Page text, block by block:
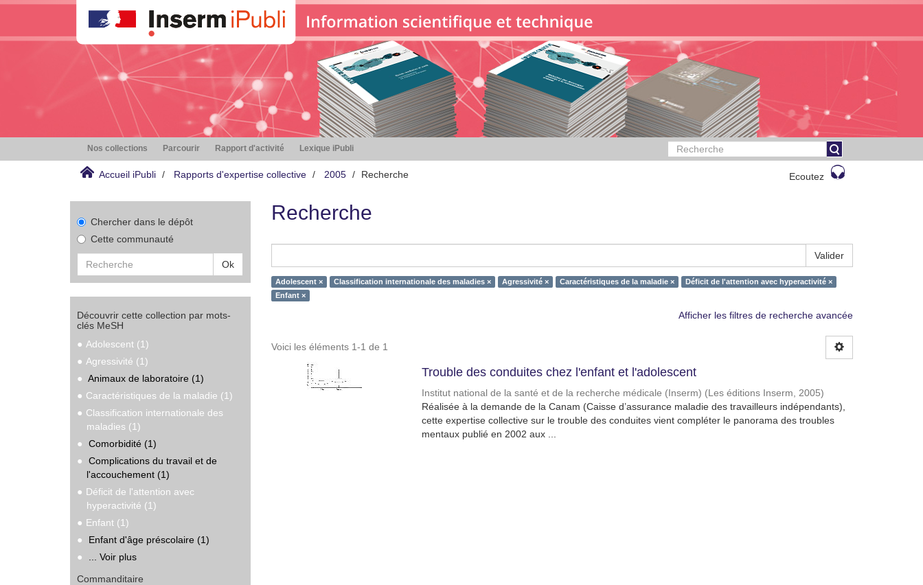
Nos collections Parcourir Rapport d'activité Lexique iPubli
Accueil iPubli Rapports d'expertise collective 2005 Recherche Ecoutez
Chercher dans le dépôt
Cette communauté
Ok
Découvrir cette collection par mots-
clés MeSH
Adolescent (1)
Agressivité (1)
Animaux de laboratoire (1)
Caractéristiques de la maladie (1)
Classification internationale des
maladies (1)
Comorbidité (1)
Complications du travail et de
l'accouchement (1)
Déficit de l'attention avec
hyperactivité (1)
Enfant (1)
Enfant d'âge préscolaire (1)
... Voir plus
Commanditaire
Recherche
Valider
Adolescent × Classification internationale des maladies × Agressivité × Caractéristiques de la maladie ×
Déficit de l'attention avec hyperactivité ×
Enfant ×
Afficher les filtres de recherche avancée
Voici les éléments 1-1 de 1
Trouble des conduites chez l'enfant et l'adolescent
Institut national de la santé et de la recherche médicale (Inserm) (Les éditions Inserm, 2005)
Réalisée à la demande de la Canam (Caisse d’assurance maladie des travailleurs indépendants),
cette expertise collective sur le trouble des conduites vient compléter le panorama des troubles
mentaux publié en 2002 aux ...